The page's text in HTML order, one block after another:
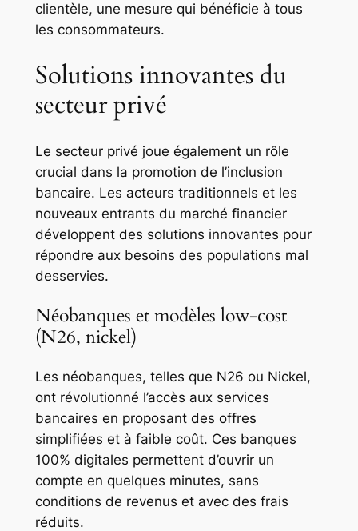
clientèle, une mesure qui bénéficie à tous
les consommateurs.
Solutions innovantes du
secteur privé
Le secteur privé joue également un rôle
crucial dans la promotion de l’inclusion
bancaire. Les acteurs traditionnels et les
nouveaux entrants du marché financier
développent des solutions innovantes pour
répondre aux besoins des populations mal
desservies.
Néobanques et modèles low-cost
(N26, nickel)
Les néobanques, telles que N26 ou Nickel,
ont révolutionné l’accès aux services
bancaires en proposant des offres
simplifiées et à faible coût. Ces banques
100% digitales permettent d’ouvrir un
compte en quelques minutes, sans
conditions de revenus et avec des frais
réduits.